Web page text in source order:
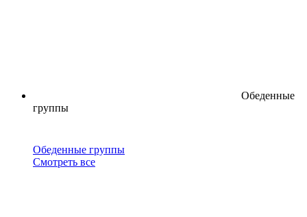
Обеденные
группы
Обеденные группы
Смотреть все